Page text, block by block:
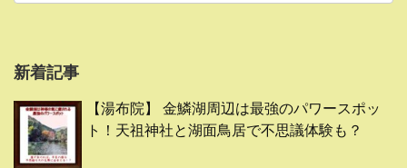
新着記事
【湯布院】 金鱗湖周辺は最強のパワースポッ
ト！天祖神社と湖面鳥居で不思議体験も？